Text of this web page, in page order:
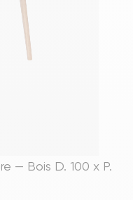
— Bois D. 100 x P.